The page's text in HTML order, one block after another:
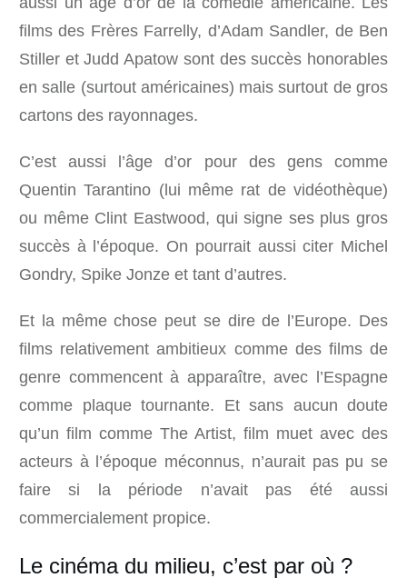
films des Frères Farrelly, d’Adam Sandler, de Ben
Stiller et Judd Apatow sont des succès honorables
en salle (surtout américaines) mais surtout de gros
cartons des rayonnages.
C’est aussi l’âge d’or pour des gens comme
Quentin Tarantino (lui même rat de vidéothèque)
ou même Clint Eastwood, qui signe ses plus gros
succès à l’époque. On pourrait aussi citer Michel
Gondry, Spike Jonze et tant d’autres.
Et la même chose peut se dire de l’Europe. Des
films relativement ambitieux comme des films de
genre commencent à apparaître, avec l’Espagne
comme plaque tournante. Et sans aucun doute
qu’un film comme The Artist, film muet avec des
acteurs à l’époque méconnus, n’aurait pas pu se
faire si la période n’avait pas été aussi
commercialement propice.
Le cinéma du milieu, c’est par où ?